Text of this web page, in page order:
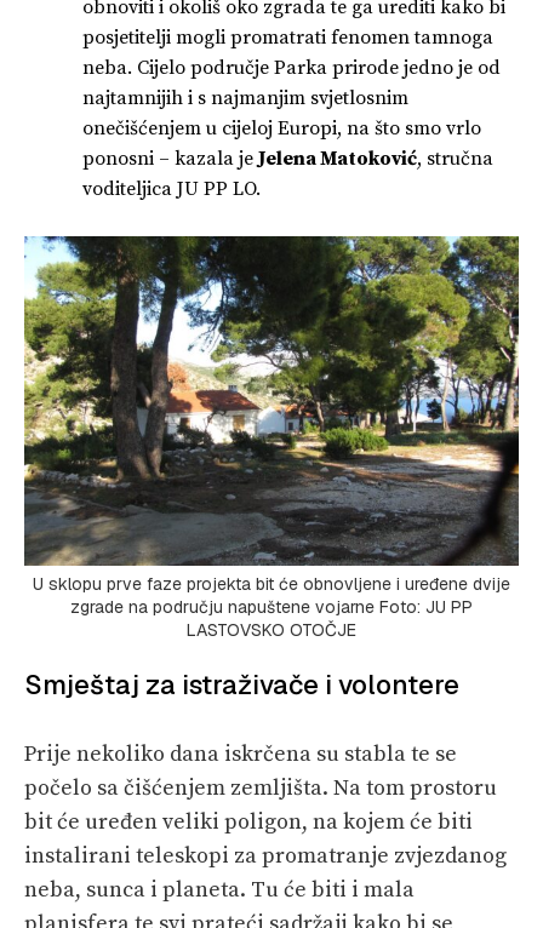
obnoviti i okoliš oko zgrada te ga urediti kako bi
posjetitelji mogli promatrati fenomen tamnoga
neba. Cijelo područje Parka prirode jedno je od
najtamnijih i s najmanjim svjetlosnim
onečišćenjem u cijeloj Europi, na što smo vrlo
ponosni – kazala je Jelena Matoković, stručna
voditeljica JU PP LO.
U sklopu prve faze projekta bit će obnovljene i uređene dvije
zgrade na području napuštene vojarne Foto: JU PP
LASTOVSKO OTOČJE
Smještaj za istraživače i volontere
Prije nekoliko dana iskrčena su stabla te se
počelo sa čišćenjem zemljišta. Na tom prostoru
bit će uređen veliki poligon, na kojem će biti
instalirani teleskopi za promatranje zvjezdanog
neba, sunca i planeta. Tu će biti i mala